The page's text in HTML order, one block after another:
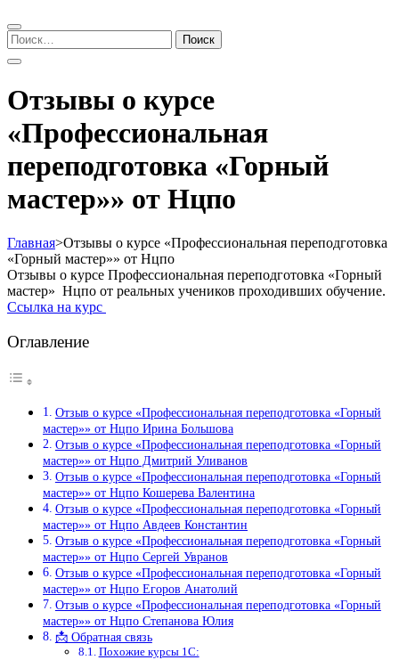
Найти:
Отзывы о курсе
«Профессиональная
переподготовка «Горный
мастер»» от Нцпо
Главная>Отзывы о курсе «Профессиональная переподготовка
«Горный мастер»» от Нцпо
Отзывы о курсе Профессиональная переподготовка «Горный
мастер» Нцпо от реальных учеников проходивших обучение.
Ссылка на курс
Оглавление
Отзыв о курсе «Профессиональная переподготовка «Горный
мастер»» от Нцпо Ирина Большова
Отзыв о курсе «Профессиональная переподготовка «Горный
мастер»» от Нцпо Дмитрий Уливанов
Отзыв о курсе «Профессиональная переподготовка «Горный
мастер»» от Нцпо Кошерева Валентина
Отзыв о курсе «Профессиональная переподготовка «Горный
мастер»» от Нцпо Авдеев Константин
Отзыв о курсе «Профессиональная переподготовка «Горный
мастер»» от Нцпо Сергей Увранов
Отзыв о курсе «Профессиональная переподготовка «Горный
мастер»» от Нцпо Егоров Анатолий
Отзыв о курсе «Профессиональная переподготовка «Горный
мастер»» от Нцпо Степанова Юлия
📩 Обратная связь
Похожие курсы 1С: